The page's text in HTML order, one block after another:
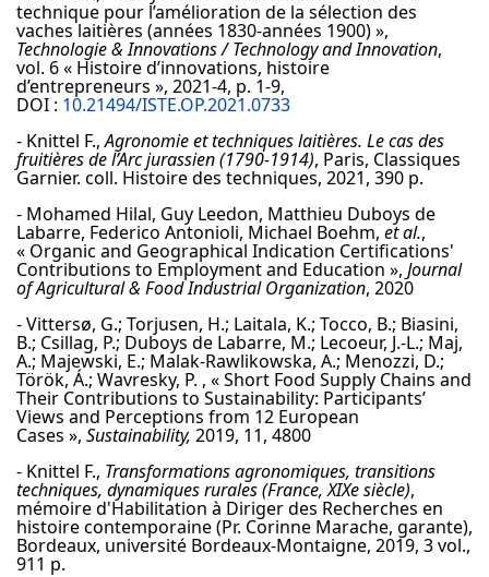
technique pour l’amélioration de la sélection des
vaches laitières (années 1830-années 1900) »,
Technologie & Innovations / Technology and Innovation,
vol. 6 « Histoire d’innovations, histoire
d’entrepreneurs », 2021-4, p. 1-9,
DOI : 10.21494/ISTE.OP.2021.0733
- Knittel F.,Agronomie et techniques laitières. Le cas des
fruitières de l’Arc jurassien (1790-1914), Paris, Classiques
Garnier. coll. Histoire des techniques, 2021, 390 p.
- Mohamed Hilal, Guy Leedon, Matthieu Duboys de
Labarre, Federico Antonioli, Michael Boehm, et al.,
« Organic and Geographical Indication Certifications'
Contributions to Employment and Education », Journal
of Agricultural & Food Industrial Organization, 2020
- Vittersø, G.; Torjusen, H.; Laitala, K.; Tocco, B.; Biasini,
B.; Csillag, P.; Duboys de Labarre, M.; Lecoeur, J.-L.; Maj,
A.; Majewski, E.; Malak-Rawlikowska, A.; Menozzi, D.;
Török, Á.; Wavresky, P. , « Short Food Supply Chains and
Their Contributions to Sustainability: Participants’
Views and Perceptions from 12 European
Cases », Sustainability, 2019, 11, 4800
- Knittel F., Transformations agronomiques, transitions
techniques, dynamiques rurales (France, XIXe siècle),
mémoire d'Habilitation à Diriger des Recherches en
histoire contemporaine (Pr. Corinne Marache, garante),
Bordeaux, université Bordeaux-Montaigne, 2019, 3 vol.,
911 p.